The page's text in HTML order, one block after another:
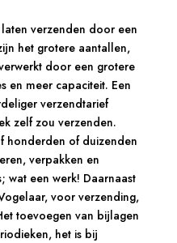
verzenden door een
het grotere aantallen,
door een grotere
en meer capaciteit. Een
verzendtarief
zelf zou verzenden.
honderden of duizenden
verpakken en
wat een werk! Daarnaast
voor verzending,
toevoegen van bijlagen
het is bij